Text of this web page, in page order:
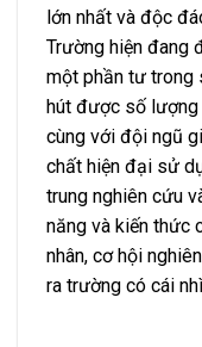
lớn nhất và độc
Trường hiện đang
một phần tư trong
hút được số lượng
cùng với đội ngũ
chất hiện đại sử
trung nghiên cứu
năng và kiến ​​thức
nhân, cơ hội
ra trường có cái